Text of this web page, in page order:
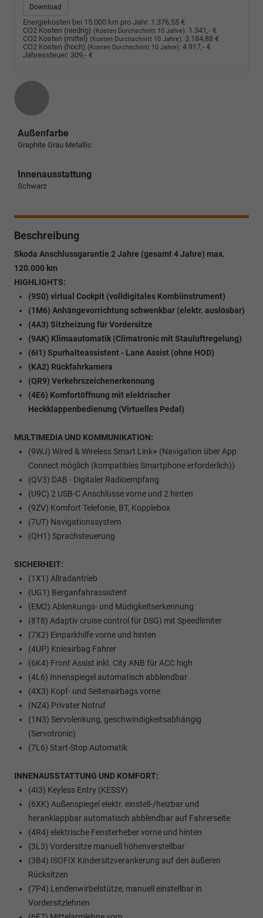
Download
Energiekosten bei 15.000 km pro Jahr: 1.376,55 €
CO2 Kosten (niedrig) (Kosten Durchschnitt 10 Jahre): 1.341,- €
CO2 Kosten (mittel) (Kosten Durchschnitt 10 Jahre): 3.184,88 €
CO2 Kosten (hoch) (Kosten Durchschnitt 10 Jahre): 4.917,- €
Jahressteuer: 309,- €
Außenfarbe
Graphite Grau Metallic
Innenausstattung
Schwarz
Beschreibung
Skoda Anschlussgarantie 2 Jahre (gesamt 4 Jahre) max.
120.000 km
HIGHLIGHTS:
(9S0) virtual Cockpit (volldigitales Kombiinstrument)
(1M6) Anhängevorrichtung schwenkbar (elektr. auslösbar)
(4A3) Sitzheizung für Vordersitze
(9AK) Klimaautomatik (Climatronic mit Stauluftregelung)
(6I1) Spurhalteassistent - Lane Assist (ohne HOD)
(KA2) Rückfahrkamera
(QR9) Verkehrszeichenerkennung
(4E6) Komfortöffnung mit elektrischer
Heckklappenbedienung (Virtuelles Pedal)
MULTIMEDIA UND KOMMUNIKATION:
(9WJ) Wired & Wireless Smart Link+ (Navigation über App
Connect möglich (kompatibles Smartphone erforderlich))
(QV3) DAB - Digitaler Radioempfang
(U9C) 2 USB-C Anschlüsse vorne und 2 hinten
(9ZV) Komfort Telefonie, BT, Kopplebox
(7UT) Navigationssystem
(QH1) Sprachsteuerung
SICHERHEIT:
(1X1) Allradantrieb
(UG1) Berganfahrassistent
(EM2) Ablenkungs- und Müdigkeitserkennung
(8T8) Adaptiv cruise control für DSG) mit Speedlimiter
(7X2) Einparkhilfe vorne und hinten
(4UP) Knieairbag Fahrer
(6K4) Front Assist inkl. City ANB für ACC high
(4L6) Innenspiegel automatisch abblendbar
(4X3) Kopf- und Seitenairbags vorne
(NZ4) Privater Notruf
(1N3) Servolenkung, geschwindigkeitsabhängig
(Servotronic)
(7L6) Start-Stop Automatik
INNENAUSSTATTUNG UND KOMFORT:
(4I3) Keyless Entry (KESSY)
(6XK) Außenspiegel elektr. einstell-/heizbar und
heranklappbar automatisch abblendbar auf Fahrerseite
(4R4) elektrische Fensterheber vorne und hinten
(3L3) Vordersitze manuell höhenverstellbar
(3B4) ISOFIX Kindersitzverankerung auf den äußeren
Rücksitzen
(7P4) Lendenwirbelstütze, manuell einstellbar in
Vordersitzlehnen